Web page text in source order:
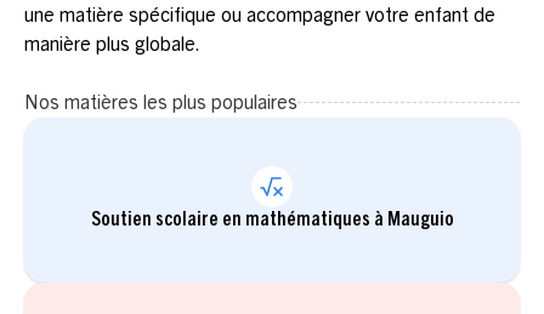
une matière spécifique ou accompagner votre enfant de
manière plus globale.
Nos matières les plus populaires
Soutien scolaire en mathématiques à Mauguio